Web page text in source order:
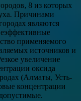
8 из которых
Причинами
являются
применяемого
источников и
увеличение
оксида
(Алматы, Усть-
концентрации